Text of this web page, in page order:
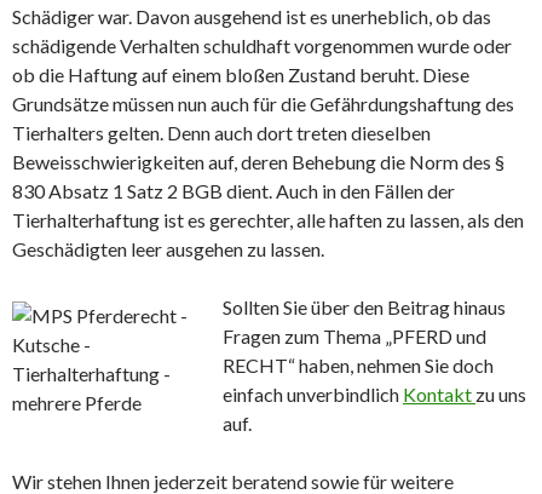
Schädiger war. Davon ausgehend ist es unerheblich, ob das
schädigende Verhalten schuldhaft vorgenommen wurde oder
ob die Haftung auf einem bloßen Zustand beruht. Diese
Grundsätze müssen nun auch für die Gefährdungshaftung des
Tierhalters gelten. Denn auch dort treten dieselben
Beweisschwierigkeiten auf, deren Behebung die Norm des §
830 Absatz 1 Satz 2 BGB dient. Auch in den Fällen der
Tierhalterhaftung ist es gerechter, alle haften zu lassen, als den
Geschädigten leer ausgehen zu lassen.
Sollten Sie über den Beitrag hinaus
Fragen zum Thema „PFERD und
RECHT“ haben, nehmen Sie doch
einfach unverbindlich Kontakt zu uns
auf.
Wir stehen Ihnen jederzeit beratend sowie für weitere